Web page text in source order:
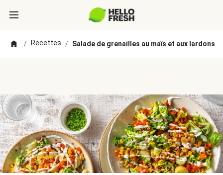
/ Recettes / Salade de grenailles au maïs et aux lardons